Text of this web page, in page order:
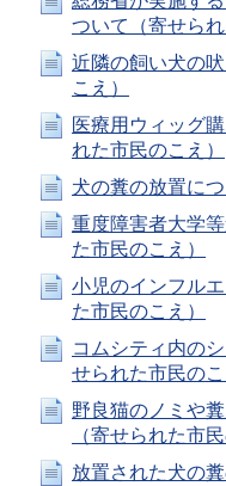
ついて（寄せられ
近隣の飼い犬の
こえ）
医療用ウィッグ
れた市民のこえ）
犬の糞の放置に
重度障害者大学
た市民のこえ）
小児のインフル
た市民のこえ）
コムシティ内の
せられた市民のこ
野良猫のノミや
（寄せられた市
放置された犬の